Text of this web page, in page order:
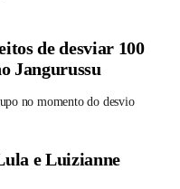
de desviar 100
Jangurussu
no momento do desvio
e Luizianne